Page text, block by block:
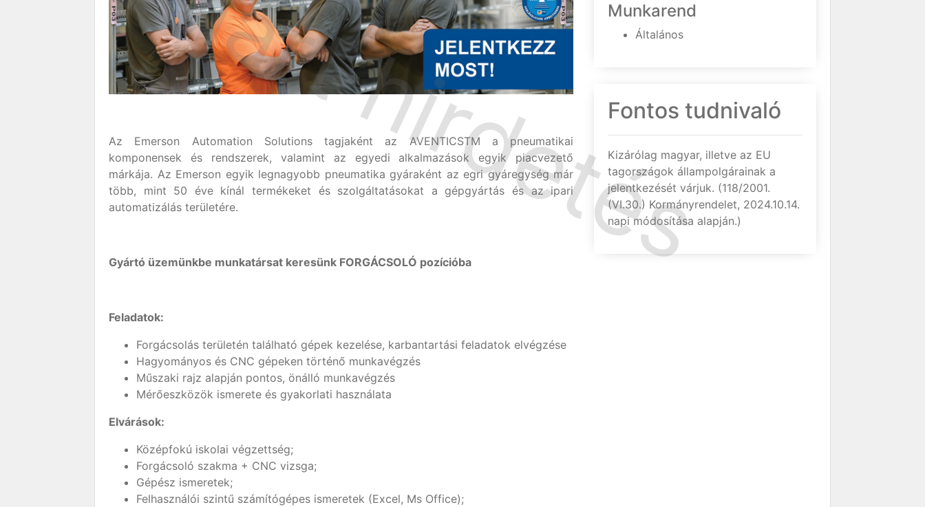
Az Emerson Automation Solutions tagjaként az AVENTICSTM a pneumatikai
komponensek és rendszerek, valamint az egyedi alkalmazások egyik piacvezető
márkája. Az Emerson egyik legnagyobb pneumatika gyáraként az egri gyáregység már
több, mint 50 éve kínál termékeket és szolgáltatásokat a gépgyártás és az ipari
automatizálás területére.
Gyártó üzemünkbe munkatársat keresünk FORGÁCSOLÓ pozícióba
Feladatok:
Forgácsolás területén található gépek kezelése, karbantartási feladatok elvégzése
Hagyományos és CNC gépeken történő munkavégzés
Műszaki rajz alapján pontos, önálló munkavégzés
Mérőeszközök ismerete és gyakorlati használata
Elvárások:
Középfokú iskolai végzettség;
Forgácsoló szakma + CNC vizsga;
Gépész ismeretek;
Felhasználói szintű számítógépes ismeretek (Excel, Ms Office);
Munkarend
Általános
Fontos tudnivaló
Kizárólag magyar, illetve az EU
tagországok állampolgárainak a
jelentkezését várjuk. (118/2001.
(VI.30.) Kormányrendelet, 2024.10.14.
napi módosítása alapján.)